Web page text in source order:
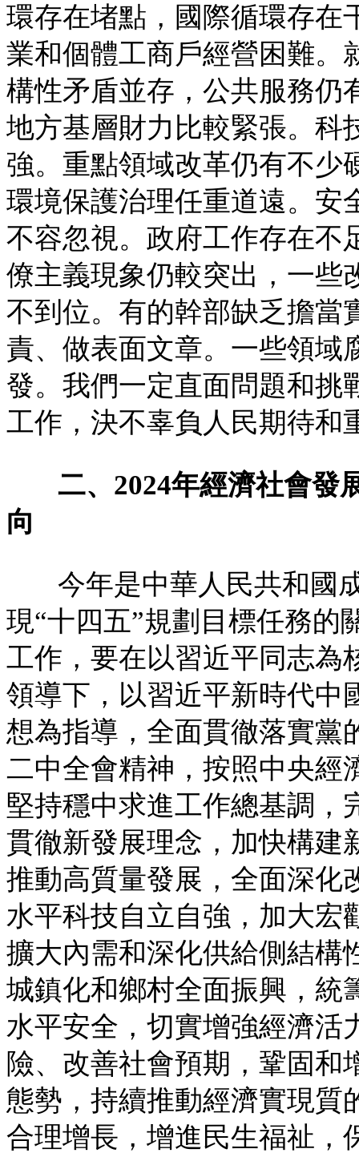
環存在堵點，國際循環存在
業和個體工商戶經營困難。
構性矛盾並存，公共服務仍
地方基層財力比較緊張。科
強。重點領域改革仍有不少
環境保護治理任重道遠。安
不容忽視。政府工作存在不
僚主義現象仍較突出，一些
不到位。有的幹部缺乏擔當
責、做表面文章。一些領域
發。我們一定直面問題和挑
工作，決不辜負人民期待和
二、2024年經濟社會發
向
今年是中華人民共和國
現“十四五”規劃目標任務的
工作，要在以習近平同志為
領導下，以習近平新時代中
想為指導，全面貫徹落實黨
二中全會精神，按照中央經
堅持穩中求進工作總基調，
貫徹新發展理念，加快構建
推動高質量發展，全面深化
水平科技自立自強，加大宏
擴大內需和深化供給側結構
城鎮化和鄉村全面振興，統
水平安全，切實增強經濟活
險、改善社會預期，鞏固和
態勢，持續推動經濟實現質
合理增長，增進民生福祉，